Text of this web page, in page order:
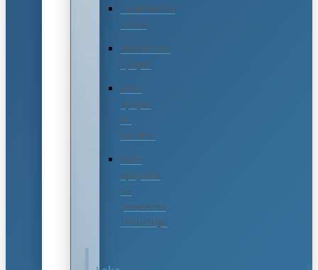
Tankozidna
creva
Kandžaste
spojke
Brze
spojke
za
vazduh
Brze
spojnice
za
procesnu
industriju